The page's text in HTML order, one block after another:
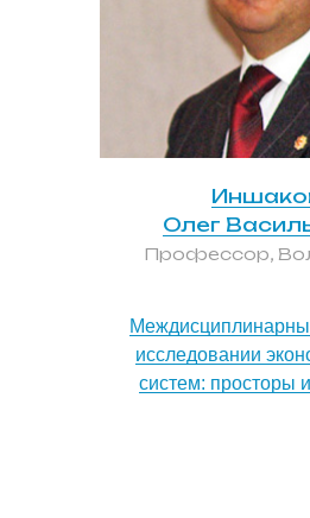
Олег
Профессор,
исследовании
систем: просторы